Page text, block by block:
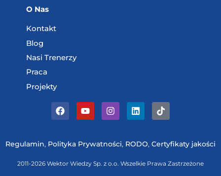
O Nas
Kontakt
Blog
Nasi Trenerzy
Praca
Projekty
Regulamin, Polityka Prywatności, RODO, Certyfikaty jakości
2011-2026 Wektor Wiedzy Sp. z o.o. Wszelkie Prawa Zastrzeżone